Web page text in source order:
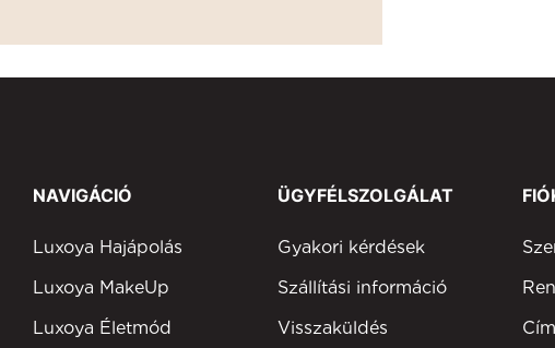
NAVIGÁCIÓ
Luxoya Hajápolás
Luxoya MakeUp
Luxoya Életmód
ÜGYFÉLSZOLGÁLAT
Gyakori kérdések
Szállítási információ
Visszaküldés